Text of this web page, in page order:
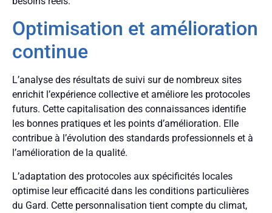
Optimisation et amélioration
continue
L’analyse des résultats de suivi sur de nombreux sites
enrichit l’expérience collective et améliore les protocoles
futurs. Cette capitalisation des connaissances identifie
les bonnes pratiques et les points d’amélioration. Elle
contribue à l’évolution des standards professionnels et à
l’amélioration de la qualité.
L’adaptation des protocoles aux spécificités locales
optimise leur efficacité dans les conditions particulières
du Gard. Cette personnalisation tient compte du climat,